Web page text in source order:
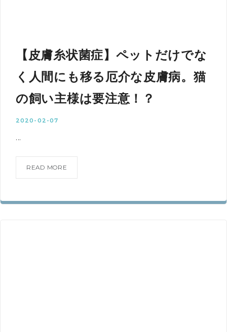
【皮膚糸状菌症】ペットだけでな
く人間にも移る厄介な皮膚病。猫
の飼い主様は要注意！？
2020-02-07
...
READ MORE